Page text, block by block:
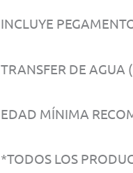
INCLUYE
TRANSFER DE AGUA
EDAD MÍNIMA
*TODOS LOS